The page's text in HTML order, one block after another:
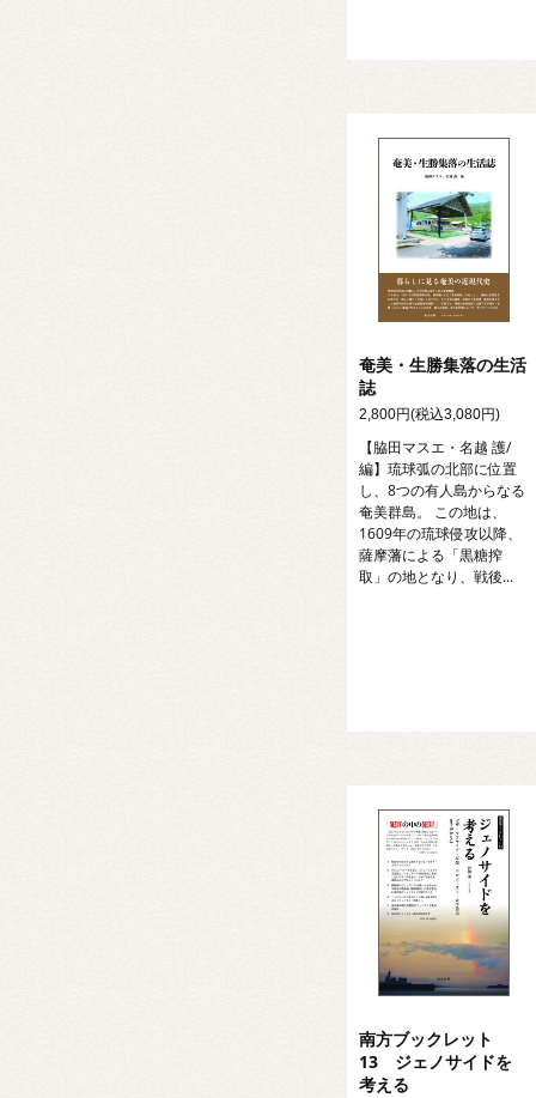
奄美・生勝集落の生活
誌
2,800円(税込3,080円)
【脇田マスエ・名越 護/
編】琉球弧の北部に位置
し、8つの有人島からなる
奄美群島。 この地は、
1609年の琉球侵攻以降、
薩摩藩による「黒糖搾
取」の地となり、戦後...
南方ブックレット
13 ジェノサイドを
考える